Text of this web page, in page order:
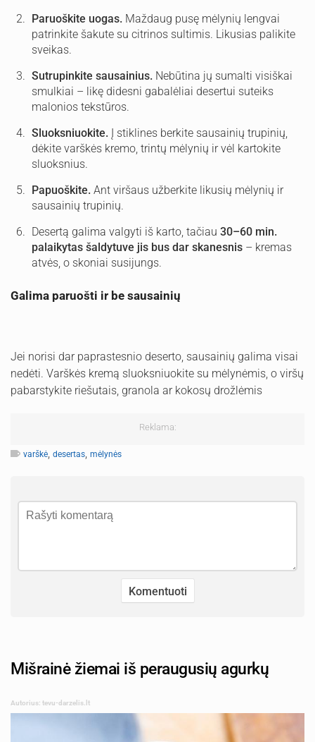
Paruoškite uogas. Maždaug pusę mėlynių lengvai
patrinkite šakute su citrinos sultimis. Likusias palikite
sveikas.
Sutrupinkite sausainius. Nebūtina jų sumalti visiškai
smulkiai – likę didesni gabalėliai desertui suteiks
malonios tekstūros.
Sluoksniuokite. Į stiklines berkite sausainių trupinių,
dėkite varškės kremo, trintų mėlynių ir vėl kartokite
sluoksnius.
Papuoškite. Ant viršaus užberkite likusių mėlynių ir
sausainių trupinių.
Desertą galima valgyti iš karto, tačiau 30–60 min.
palaikytas šaldytuve jis bus dar skanesnis – kremas
atvės, o skoniai susijungs.
Galima paruošti ir be sausainių
Jei norisi dar paprastesnio deserto, sausainių galima visai
nedėti. Varškės kremą sluoksniuokite su mėlynėmis, o viršų
pabarstykite riešutais, granola ar kokosų drožlėmis
Reklama:
varškė desertas mėlynės
Mišrainė žiemai iš peraugusių agurkų
Autorius: tevu-darzelis.lt